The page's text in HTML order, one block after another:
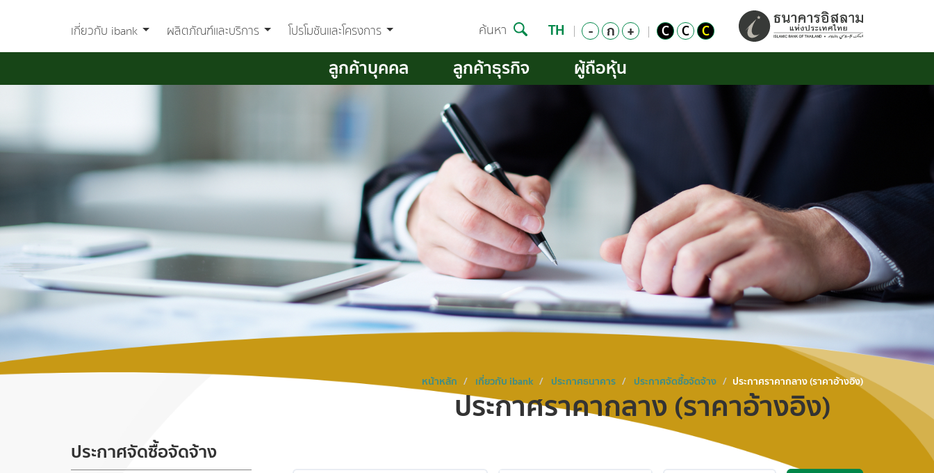
เกี่ยวกับ ibank ผลิตภัณฑ์และบริการ โปรโมชันและโครงการ ค้นหา TH - ก + C C C
ลูกค้าบุคคล ลูกค้าธุรกิจ ผู้ถือหุ้น
หน้าหลัก เกี่ยวกับ ibank ประกาศธนาคาร ประกาศจัดซื้อจัดจ้าง ประกาศราคากลาง (ราคาอ้างอิง)
ประกาศราคากลาง (ราคาอ้างอิง)
ประกาศจัดซื้อจัดจ้าง